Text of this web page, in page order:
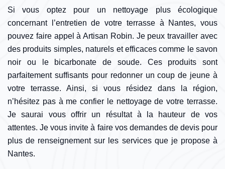
Si vous optez pour un nettoyage plus écologique
concernant l’entretien de votre terrasse à Nantes, vous
pouvez faire appel à Artisan Robin. Je peux travailler avec
des produits simples, naturels et efficaces comme le savon
noir ou le bicarbonate de soude. Ces produits sont
parfaitement suffisants pour redonner un coup de jeune à
votre terrasse. Ainsi, si vous résidez dans la région,
n’hésitez pas à me confier le nettoyage de votre terrasse.
Je saurai vous offrir un résultat à la hauteur de vos
attentes. Je vous invite à faire vos demandes de devis pour
plus de renseignement sur les services que je propose à
Nantes.